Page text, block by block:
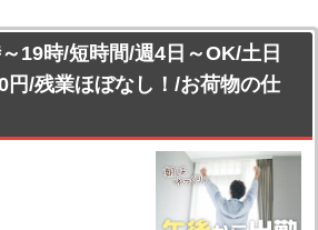
19時/短時間/週4日～OK/土日
/残業ほぼなし！/お荷物の仕